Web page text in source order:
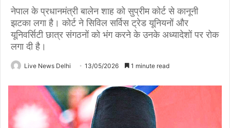
नेपाल के प्रधानमंत्री बालेन शाह को सुप्रीम कोर्ट से कानूनी
झटका लगा है। कोर्ट ने सिविल सर्विस ट्रेड यूनियनों और
यूनिवर्सिटी छात्र संगठनों को भंग करने के उनके अध्यादेशों पर रोक
लगा दी है।
Live News Delhi 13/05/2026 1 minute read